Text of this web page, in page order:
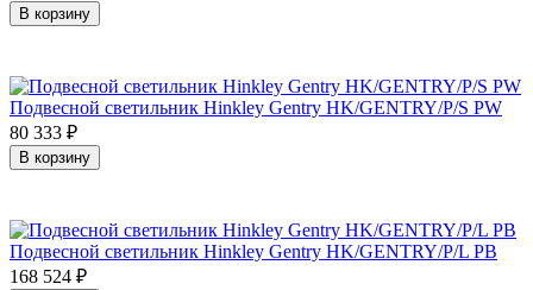
В корзину
Подвесной светильник Hinkley Gentry HK/GENTRY/P/S PW
80 333 ₽
В корзину
Подвесной светильник Hinkley Gentry HK/GENTRY/P/L PB
168 524 ₽